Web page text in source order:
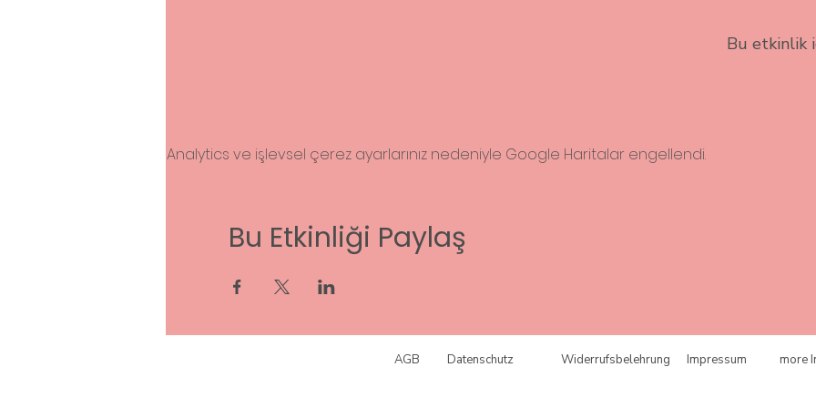
Bu etkinlik
Analytics ve işlevsel çerez ayarlarınız nedeniyle Google Haritalar engellendi.
Bu Etkinliği Paylaş
Datenschutz
AGB Widerrufsbelehrung Impressum more